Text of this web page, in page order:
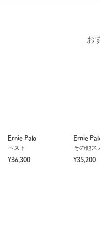
お
Ernie Palo
ベスト
¥36,300
Ernie
その他ス
¥35,200